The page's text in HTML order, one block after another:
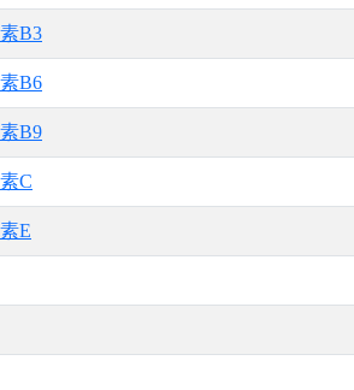
B3
B6
B9
C
E